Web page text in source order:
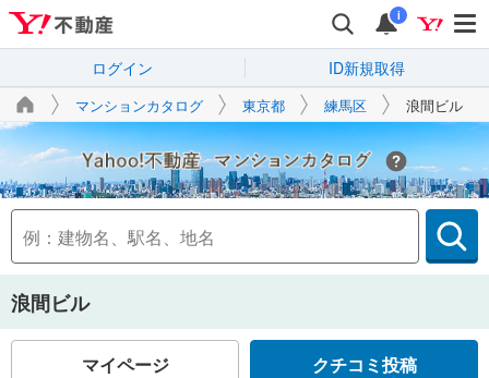
i
ログイン ID新規取得
マンションカタログ 東京都 練馬区 浪間ビル
Yahoo!不動産
浪間ビル
マイページ クチコミ投稿